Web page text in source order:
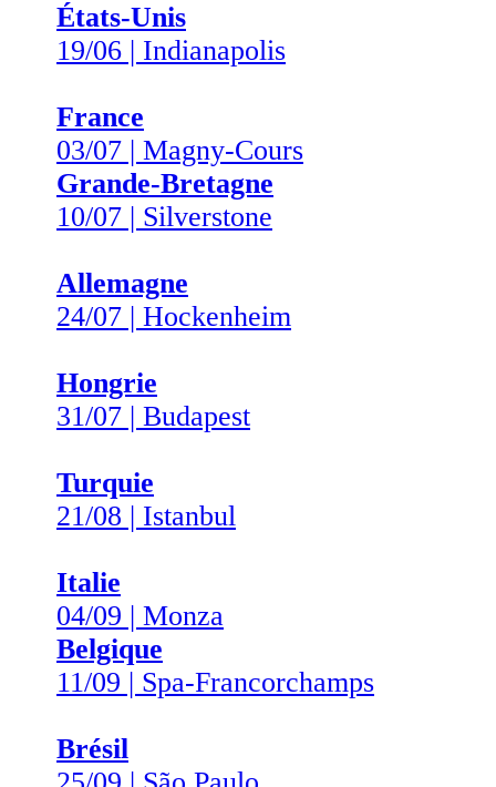
États-Unis
19/06 | Indianapolis
France
03/07 | Magny-Cours
Grande-Bretagne
10/07 | Silverstone
Allemagne
24/07 | Hockenheim
Hongrie
31/07 | Budapest
Turquie
21/08 | Istanbul
Italie
04/09 | Monza
Belgique
11/09 | Spa-Francorchamps
Brésil